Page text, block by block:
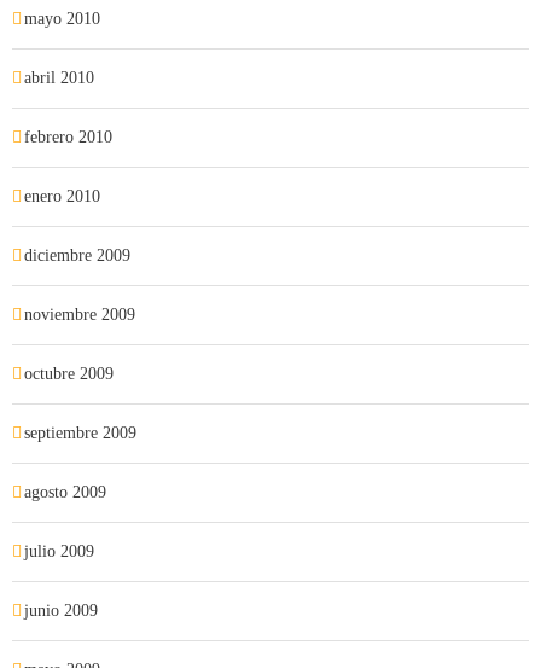
mayo 2010
abril 2010
febrero 2010
enero 2010
diciembre 2009
noviembre 2009
octubre 2009
septiembre 2009
agosto 2009
julio 2009
junio 2009